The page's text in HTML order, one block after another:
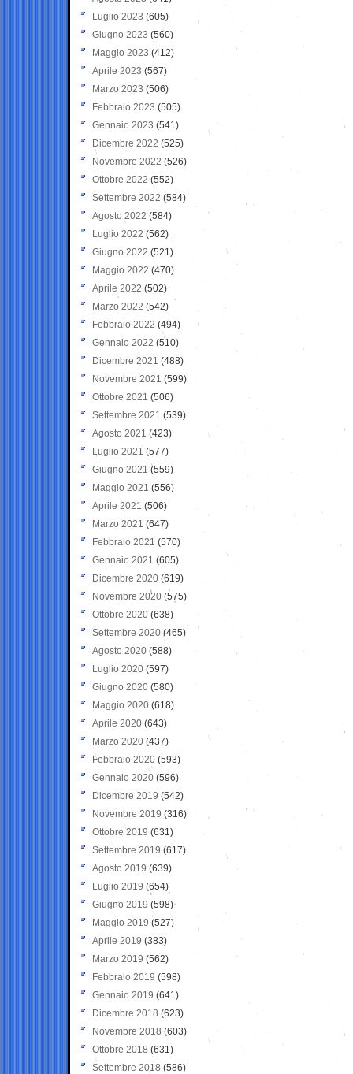
Luglio 2023 (605)
Giugno 2023 (560)
Maggio 2023 (412)
Aprile 2023 (567)
Marzo 2023 (506)
Febbraio 2023 (505)
Gennaio 2023 (541)
Dicembre 2022 (525)
Novembre 2022 (526)
Ottobre 2022 (552)
Settembre 2022 (584)
Agosto 2022 (584)
Luglio 2022 (562)
Giugno 2022 (521)
Maggio 2022 (470)
Aprile 2022 (502)
Marzo 2022 (542)
Febbraio 2022 (494)
Gennaio 2022 (510)
Dicembre 2021 (488)
Novembre 2021 (599)
Ottobre 2021 (506)
Settembre 2021 (539)
Agosto 2021 (423)
Luglio 2021 (577)
Giugno 2021(559)
Maggio 2021 (556)
Aprile 2021 (506)
Marzo 2021 (647)
Febbraio 2021 (570)
Gennaio 2021 (605)
Dicembre 2020 (619)
Novembre 2020 (575)
Ottobre 2020 (638)
Settembre 2020(465)
Agosto 2020 (588)
Luglio 2020 (597)
Giugno 2020 (580)
Maggio 2020 (618)
Aprile 2020 (643)
Marzo 2020 (437)
Febbraio 2020 (593)
Gennaio 2020 (596)
Dicembre 2019 (542)
Novembre 2019 (316)
Ottobre 2019 (631)
Settembre 2019 (617)
Agosto 2019 (639)
Luglio 2019 (654)
Giugno 2019 (598)
Maggio 2019 (527)
Aprile 2019 (383)
Marzo 2019 (562)
Febbraio 2019 (598)
Gennaio 2019 (641)
Dicembre 2018 (623)
Novembre 2018 (603)
Ottobre 2018 (631)
Settembre 2018 (586)